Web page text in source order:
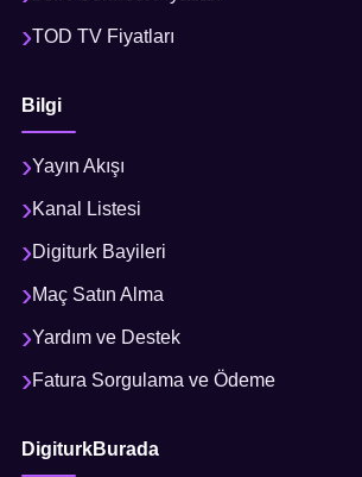
TOD TV Fiyatları
Bilgi
Yayın Akışı
Kanal Listesi
Digiturk Bayileri
Maç Satın Alma
Yardım ve Destek
Fatura Sorgulama ve Ödeme
DigiturkBurada